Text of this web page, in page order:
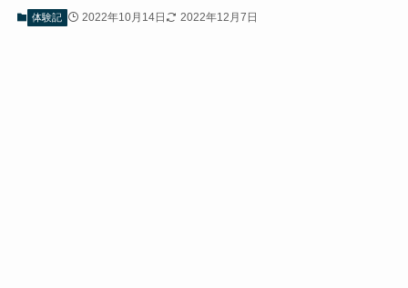
体験記 2022年10月14日 2022年12月7日